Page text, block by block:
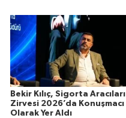
Bekir Kılıç, Sigorta Aracıları
Zirvesi 2026’da Konuşmacı
Olarak Yer Aldı